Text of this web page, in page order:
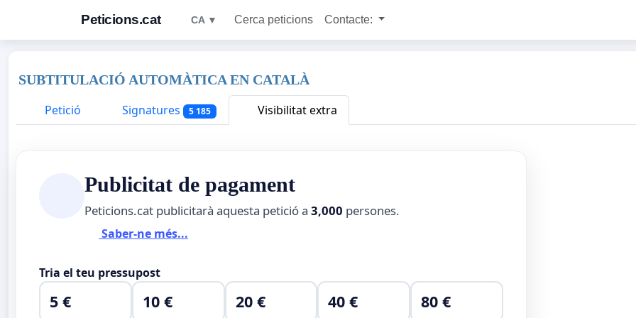
Peticions.cat CA ▼ Cerca peticions Contacte:
SUBTITULACIÓ AUTOMÀTICA EN CATALÀ
Petició
Signatures 5 185 Visibilitat extra
Publicitat de pagament
Peticions.cat publicitarà aquesta petició a 3,000 persones.
Saber-ne més...
Tria el teu pressupost
5 € 10 € 20 € 40 € 80 €